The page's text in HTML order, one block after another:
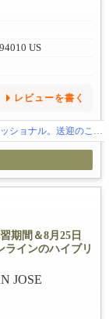
US
レビューを書く
送迎のことならお任せを。
期間＆8月25日
インのハイブリ